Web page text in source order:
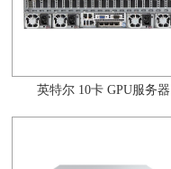
英特尔 10卡 GPU服务器